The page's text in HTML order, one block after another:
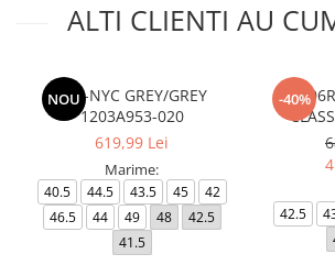
ALTI CLIENTI AU
NOU
GEL-NYC GREY/GREY
1203A953-020
619,99 Lei
Marime:
40.5 44.5 43.5 45
42
46.5
44 49 48
42.5
41.5
-40%
42.5